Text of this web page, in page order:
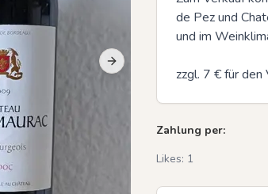
Next slide Previous slide
de Pez und
und im
zzgl. 7 € für den
Zahlung per:
Likes: 1